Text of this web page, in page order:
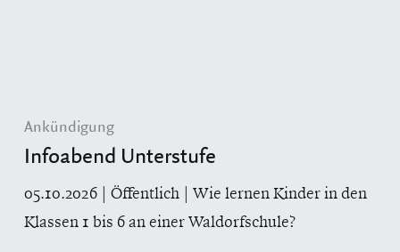
Ankündigung
Infoabend Unterstufe
05.10.2026 | Öffentlich | Wie lernen Kinder in den
Klassen 1 bis 6 an einer Waldorfschule?